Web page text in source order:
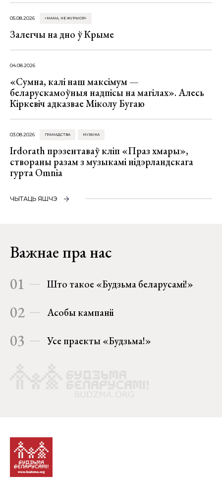
05.08.2026 «МАМА, НЕ ЖУРЫСЯ!»
Залегчы на дно ў Крыме
04.08.2026
«Сумна, калі наш максімум —
беларускамоўныя надпісы на магілах». Алесь
Кіркевіч адказвае Міколу Бугаю
03.08.2026 ГРАМАДСТВА МУЗЫКА
Irdorath прэзентаваў кліп «Праз хмары»,
створаны разам з музыкамі нідэрландскага
гурта Omnia
ЧЫТАЦЬ ЯШЧЭ
Важнае пра нас
01 Што такое «Будзьма беларусамі!»
02 Асобы кампаніі
03 Усе праекты «Будзьма!»